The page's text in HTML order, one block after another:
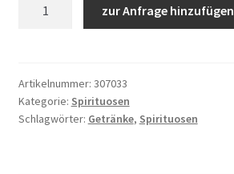
zur Anfrage hinzufügen
Artikelnummer: 307033
Kategorie: Spirituosen
Schlagwörter: Getränke, Spirituosen